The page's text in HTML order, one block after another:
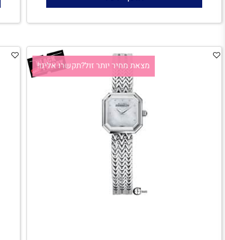
₪
1,750
הוסף לסל
מצאת מחיר יותר זול?תקשרו אלינו!